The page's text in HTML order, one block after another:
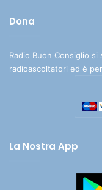
Dona
Radio Buon Consiglio
radioascoltatori ed è
La Nostra App